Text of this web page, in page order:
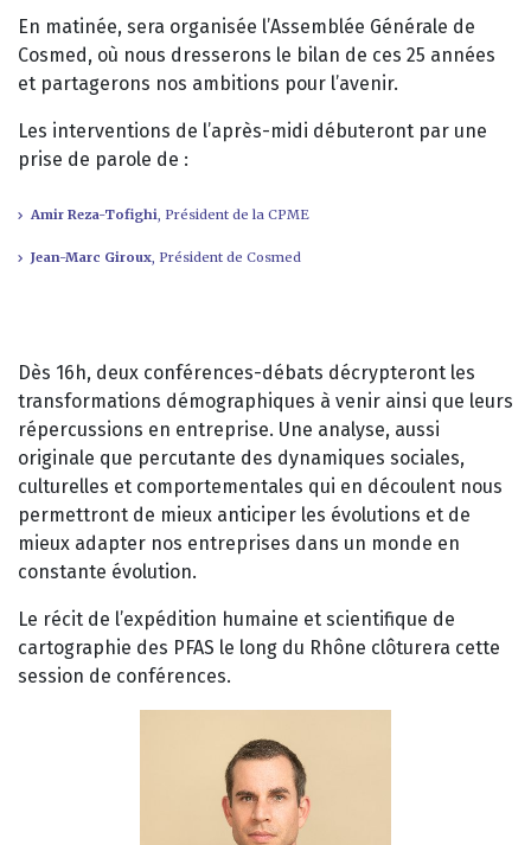
En matinée, sera organisée l’Assemblée Générale de
Cosmed, où nous dresserons le bilan de ces 25 années
et partagerons nos ambitions pour l’avenir.
Les interventions de l’après-midi débuteront par une
prise de parole de :
Amir Reza-Tofighi , Président de la CPME
Jean-Marc Giroux , Président de Cosmed
Dès 16h, deux conférences-débats décrypteront les
transformations démographiques à venir ainsi que leurs
répercussions en entreprise. Une analyse, aussi
originale que percutante des dynamiques sociales,
culturelles et comportementales qui en découlent nous
permettront de mieux anticiper les évolutions et de
mieux adapter nos entreprises dans un monde en
constante évolution.
Le récit de l’expédition humaine et scientifique de
cartographie des PFAS le long du Rhône clôturera cette
session de conférences.